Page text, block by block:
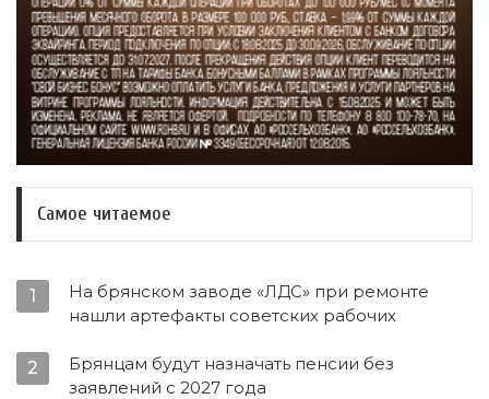
Самое читаемое
1
На брянском заводе «ЛДС» при ремонте
нашли артефакты советских рабочих
2
Брянцам будут назначать пенсии без
заявлений с 2027 года